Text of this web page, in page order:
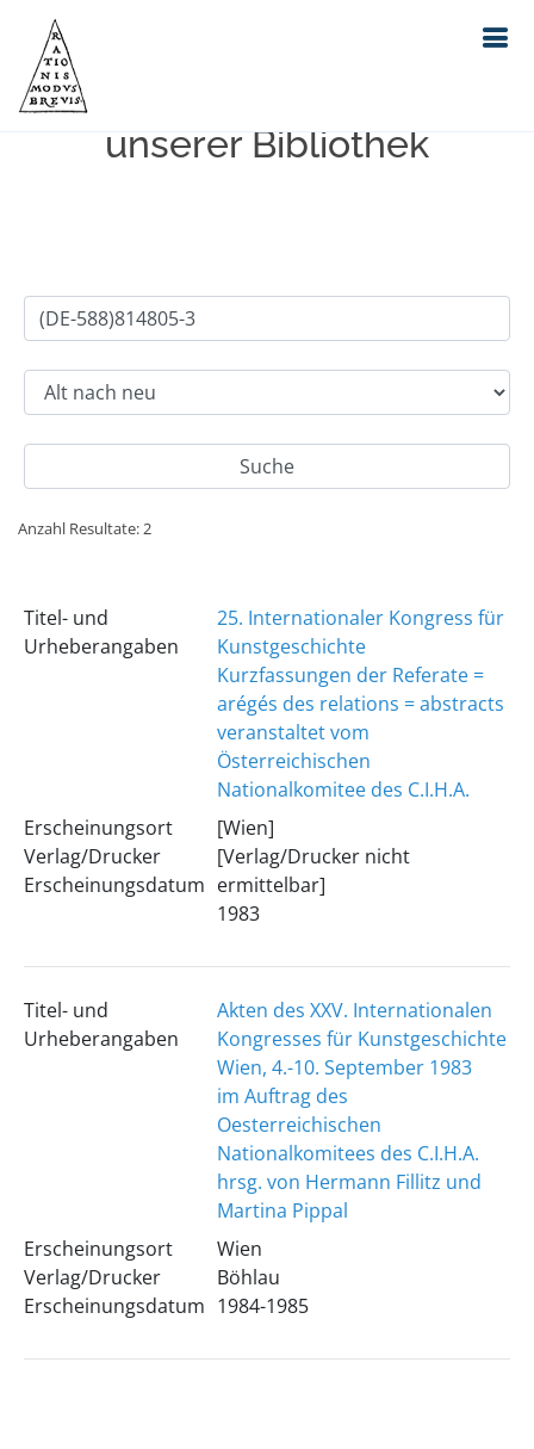
Einfache Suche im Bestand
unserer Bibliothek
Anzahl Resultate: 2
Titel- und
Urheberangaben
25. Internationaler Kongress für
Kunstgeschichte
Kurzfassungen der Referate =
arégés des relations = abstracts
veranstaltet vom
Österreichischen
Nationalkomitee des C.I.H.A.
Erscheinungsort
Verlag/Drucker
Erscheinungsdatum
[Wien]
[Verlag/Drucker nicht
ermittelbar]
1983
Titel- und
Urheberangaben
Akten des XXV. Internationalen
Kongresses für Kunstgeschichte
Wien, 4.-10. September 1983
im Auftrag des
Oesterreichischen
Nationalkomitees des C.I.H.A.
hrsg. von Hermann Fillitz und
Martina Pippal
Erscheinungsort
Verlag/Drucker
Erscheinungsdatum
Wien
Böhlau
1984-1985